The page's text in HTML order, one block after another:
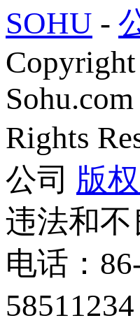
SOHU -
Copyright
Rights
公司 版
违法和不
电话：